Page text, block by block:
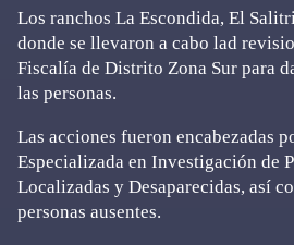
Los ranchos La Escondida, El
donde se llevaron a cabo lad
Fiscalía de Distrito Zona Sur para
las personas.
Las acciones fueron encabezadas
Especializada en Investigación de
Localizadas y Desaparecidas, así
personas ausentes.